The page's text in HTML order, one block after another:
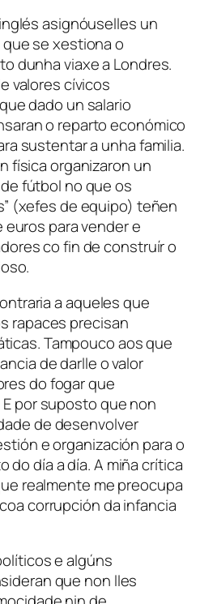
asignóuselles un
se xestiona o
dunha viaxe a Londres.
valores cívicos
dado un salario
o reparto económico
sustentar a unha familia.
física organizaron un
fútbol no que os
(xefes de equipo) teñen
euros para vender e
co fin de construír o
a aqueles que
rapaces precisan
Tampouco aos que
de darlle o valor
do fogar que
por suposto que non
de desenvolver
e organización para o
do día a día. A miña crítica
realmente me preocupa
corrupción da infancia
e algúns
que non lles